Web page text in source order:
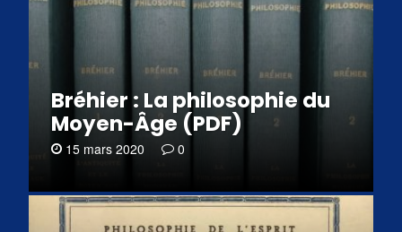
Bréhier : La philosophie du
Moyen-Âge (PDF)
15 mars 2020 0